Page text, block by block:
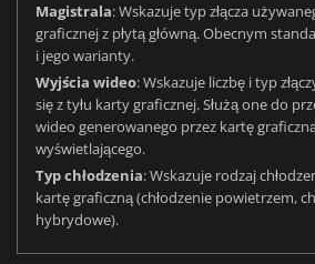
Magistrala: Wskazuje typ złącza
graficznej z płytą główną. Obecnym
i jego warianty.
Wyjścia wideo: Wskazuje liczbę i typ
się z tyłu karty graficznej. Służą one do
wideo generowanego przez kartę
wyświetlającego.
Typ chłodzenia: Wskazuje rodzaj
kartę graficzną (chłodzenie powietrzem,
hybrydowe).